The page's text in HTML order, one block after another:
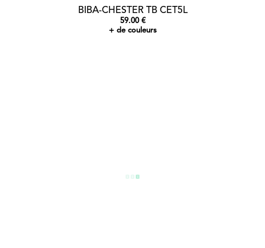
BIBA-CHESTER TB CET5L
59.00 €
+ de couleurs